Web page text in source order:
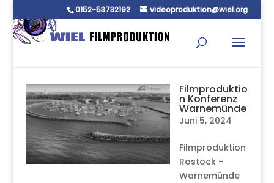
0152-53732192 videoproduktion@wiel.org
Filmproduktio
n Konferenz
Warnemünde
Juni 5, 2024
Filmproduktion
Rostock –
Warnemünde